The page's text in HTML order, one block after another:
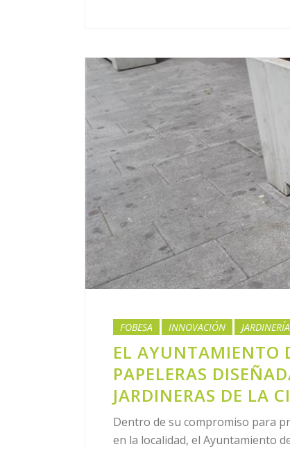
FOBESA INNOVACIÓN JARDINERÍA
EL AYUNTAMIENTO
PAPELERAS
JARDINERAS DE LA
Dentro de su compromiso para
en la localidad, el Ayuntamiento